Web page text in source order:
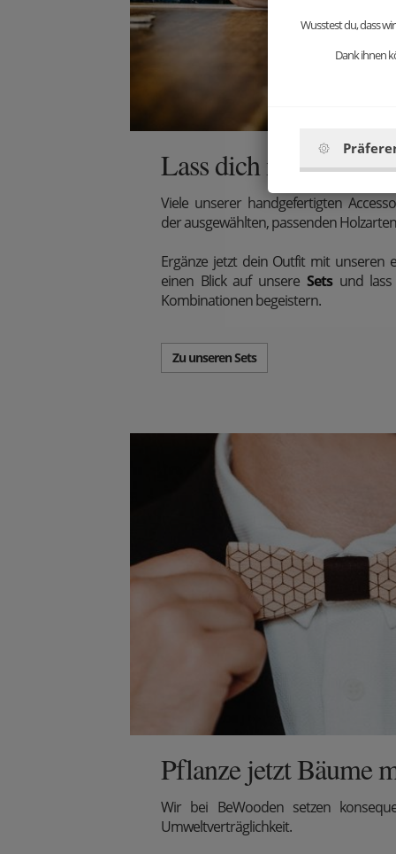
Lass dich inspirieren!
Viele unserer handgefertigten
der ausgewählten, passenden
Ergänze jetzt dein Outfit mit unseren
einen Blick auf unsere Setsund lass
Kombinationen begeistern.
Zu unseren Sets
Pflanze jetzt Bäume
Wir bei BeWooden setzen
Umweltverträglichkeit.
Wusstest du, dass
Dank ihnen